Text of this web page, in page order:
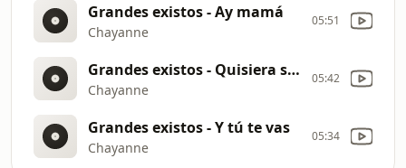
Grandes existos - Ay mamá
Chayanne
05:51
Grandes existos - Quisiera ser
Chayanne
05:42
Grandes existos - Y tú te vas
Chayanne
05:34